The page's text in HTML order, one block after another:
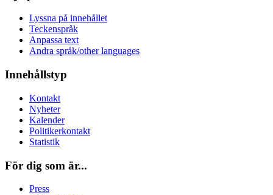
Lyssna på innehållet
Teckenspråk
Anpassa text
Andra språk/other languages
Innehållstyp
Kontakt
Nyheter
Kalender
Politikerkontakt
Statistik
För dig som är...
Press